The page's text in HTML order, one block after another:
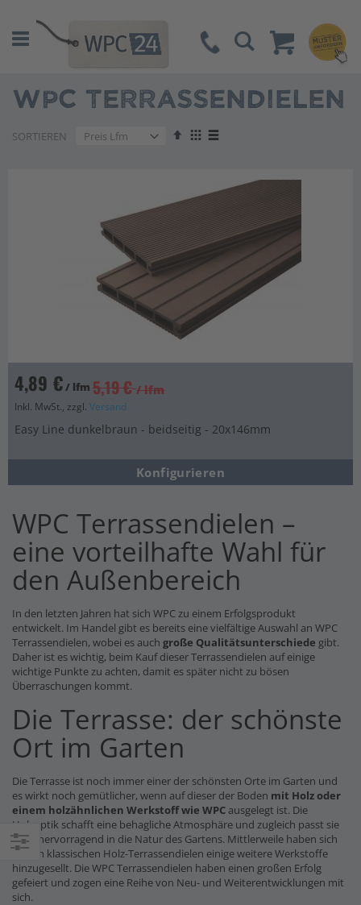
Suche
WPC TERRASSENDIELEN
SORTIEREN
AbsteigendAnzeigen
4,89 €/ lfm 5,19 € / lfm
Inkl. MwSt., zzgl. Versand
Easy Line dunkelbraun - beidseitig - 20x146mm
Konfigurieren
WPC Terrassendielen –
eine vorteilhafte Wahl für
den Außenbereich
In den letzten Jahren hat sich WPC zu einem Erfolgsprodukt
entwickelt. Im Handel gibt es bereits eine vielfältige Auswahl an WPC
Terrassendielen, wobei es auch große Qualitätsunterschiede gibt.
Daher ist es wichtig, beim Kauf dieser Terrassendielen auf einige
wichtige Punkte zu achten, damit es später nicht zu bösen
Überraschungen kommt.
Die Terrasse: der schönste
Ort im Garten
Die Terrasse ist noch immer einer der schönsten Orte im Garten und
es wirkt noch gemütlicher, wenn auf dieser der Boden mit Holz oder
einem holzähnlichen Werkstoff wie WPCausgelegt ist. Die
Holzoptik schafft eine behagliche Atmosphäre und zugleich passt sie
auch hervorragend in die Natur des Gartens. Mittlerweile haben sich
zu den klassischen Holz-Terrassendielen einige weitere Werkstoffe
hinzugesellt. Die WPC Terrassendielen haben einen großen Erfolg
gefeiert und zogen eine Reihe von Neu- und Weiterentwicklungen mit
sich.
Einkaufsoptionen